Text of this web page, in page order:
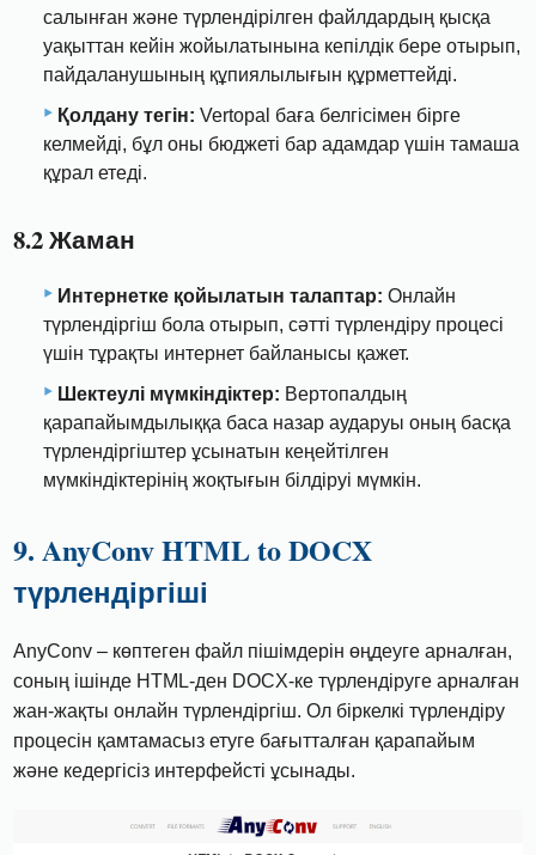
салынған және түрлендірілген файлдардың қысқа
уақыттан кейін жойылатынына кепілдік бере отырып,
пайдаланушының құпиялылығын құрметтейді.
Қолдану тегін: Vertopal баға белгісімен бірге
келмейді, бұл оны бюджеті бар адамдар үшін тамаша
құрал етеді.
8.2 Жаман
Интернетке қойылатын талаптар: Онлайн
түрлендіргіш бола отырып, сәтті түрлендіру процесі
үшін тұрақты интернет байланысы қажет.
Шектеулі мүмкіндіктер: Вертопалдың
қарапайымдылыққа баса назар аударуы оның басқа
түрлендіргіштер ұсынатын кеңейтілген
мүмкіндіктерінің жоқтығын білдіруі мүмкін.
9. AnyConv HTML to DOCX
түрлендіргіші
AnyConv – көптеген файл пішімдерін өңдеуге арналған,
соның ішінде HTML-ден DOCX-ке түрлендіруге арналған
жан-жақты онлайн түрлендіргіш. Ол біркелкі түрлендіру
процесін қамтамасыз етуге бағытталған қарапайым
және кедергісіз интерфейсті ұсынады.